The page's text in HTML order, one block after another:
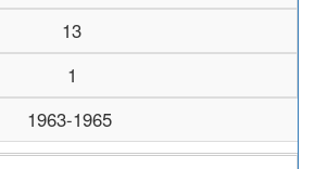
13
1
1963-1965